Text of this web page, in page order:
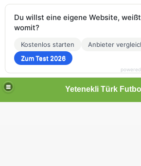
Du willst eine eigene Website,
womit?
Kostenlos starten
Anbieter
Zum Test 2026